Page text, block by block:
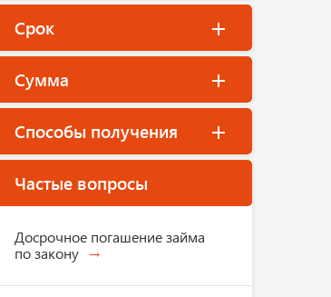
Срок
Сумма
Способы получения
Частые вопросы
Досрочное погашение займа
по закону